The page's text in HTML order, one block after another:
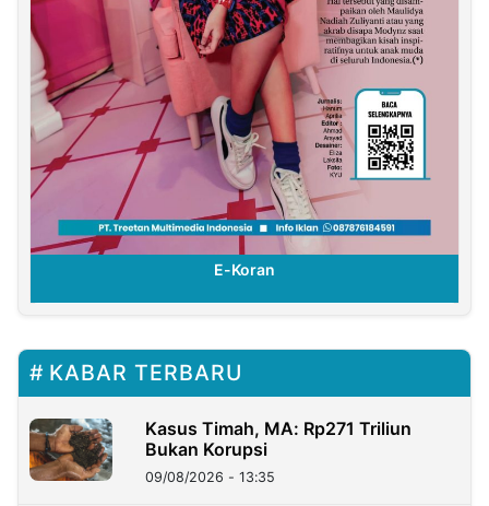
E-Koran
KABAR TERBARU
Kasus Timah, MA: Rp271 Triliun
Bukan Korupsi
09/08/2026 - 13:35